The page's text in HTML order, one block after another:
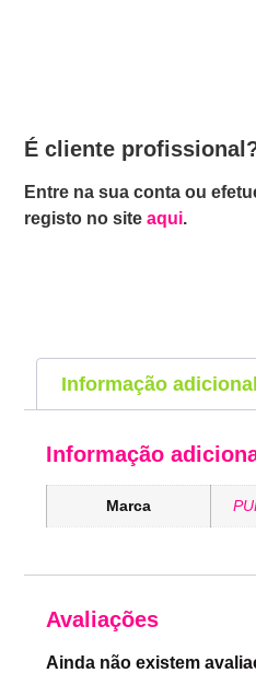
É cliente
Entre na sua conta ou
registo no siteaqui.
Informação adicional
Informação
Marca
Avaliações
Ainda não existem